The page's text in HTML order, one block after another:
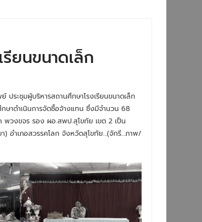
ยนขนาดเล็ก
ระชุมผู้บริหารสถานศึกษาโรงเรียนขนาดเล็ก
ษาดำเนินการจัดซื้อจ้างแทน ซึ่งมีจำนวน 68
พวงขจร รอง ผอ.สพป.สุโขทัย เขต 2 เป็น
) อำเภอสวรรคโลก จังหวัดสุโขทัย…(จักรี…ภาพ/